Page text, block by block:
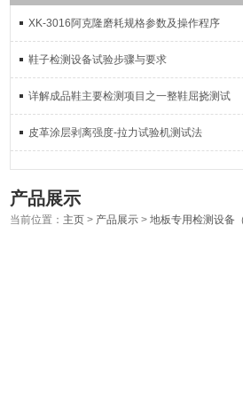
XK-3016阿克隆磨耗规格参数及操作程序
鞋子检测设备试验步骤与要求
详解成品鞋主要检测项目之一整鞋屈挠测试
皮革涂层剥离强度-拉力试验机测试法
产品展示
当前位置： 主页 > 产品展示 >地板专用检测设备